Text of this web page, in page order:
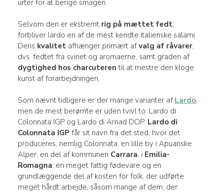
urter for at berige smagen.
Selvom den er ekstremt rig på mættet fedt,
forbliver lardo en af de mest kendte italienske salami.
Dens kvalitetafhænger primært afvalg af råvarer,
dvs. fedtet fra svinet og aromaerne, samt graden af
dygtighed hos charcuteren til at mestre den kloge
kunst af forarbejdningen.
Som nævnt tidligere er der mange varianter af Lardo,
men de mest berømte er uden tvivl to: Lardo di
Colonnata IGP og Lardo di Arnad DOP. Lardo di
Colonnata IGP får sit navn fra det sted, hvor det
produceres, nemlig Colonnata, en lille by i Apuanske
Alper, en del af kommunen Carrara, i Emilia-
Romagna; en meget fattig fødevare og en
grundlæggende del af kosten for folk, der udførte
meget hårdt arbejde, såsom mange af dem, der